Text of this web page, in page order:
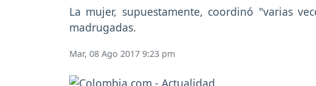
La mujer, supuestamente, coordinó "varias
madrugadas.
Mar, 08 Ago 2017 9:23 pm